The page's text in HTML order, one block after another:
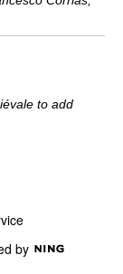
to add
by